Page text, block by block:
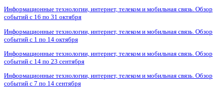
Информационные технологии, интернет, телеком и мобильная связь. Обзор
событий с 16 по 31 октября
Информационные технологии, интернет, телеком и мобильная связь. Обзор
событий с 1 по 14 октября
Информационные технологии, интернет, телеком и мобильная связь. Обзор
событий с 14 по 23 сентября
Информационные технологии, интернет, телеком и мобильная связь. Обзор
событий с 7 по 14 сентября